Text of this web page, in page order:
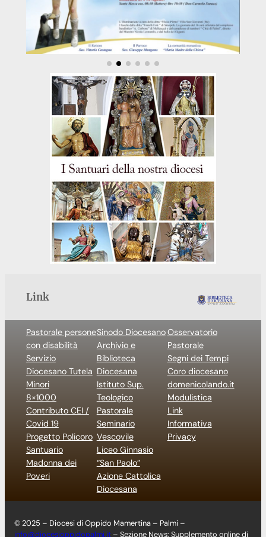
Link
Pastorale persone
con disabilità
Servizio
Diocesano Tutela
Minori
8×1000
Contributo CEI /
Covid 19
Progetto Policoro
Santuario
Madonna dei
Poveri
Sinodo Diocesano
Archivio e
Biblioteca
Diocesana
Istituto Sup.
Teologico
Pastorale
Seminario
Vescovile
Liceo Ginnasio
“San Paolo”
Azione Cattolica
Diocesana
Osservatorio
Pastorale
Segni dei Tempi
Coro diocesano
domenicolando.it
Modulistica
Link
Informativa
Privacy
© 2025 – Diocesi di Oppido Mamertina – Palmi –
info@diocesioppidopalmi.it – Sezione News: Supplemento online di